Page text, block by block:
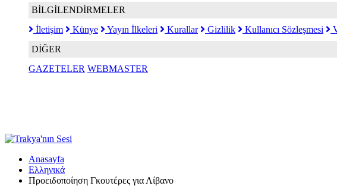
BİLGİLENDİRMELER
İletişim
Künye Yayın İlkeleri Kurallar Gizlilik Kullanıcı Sözleşmesi
DİĞER
GAZETELER WEBMASTER
Anasayfa
Ελληνικά
Προειδοποίηση Γκουτέρες για Λίβανο